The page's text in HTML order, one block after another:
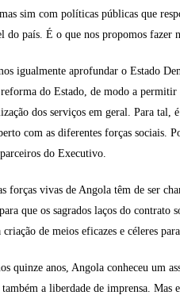
sim com políticas públicas que
do país. É o que nos propomos
igualmente aprofundar o Estado
reforma do Estado, de modo a
dos serviços em geral. Para tal,
com as diferentes forças sociais.
do Executivo.
forças vivas de Angola têm de ser
que os sagrados laços do contrato
criação de meios eficazes e céleres
quinze anos, Angola conheceu um
a liberdade de imprensa. Mas